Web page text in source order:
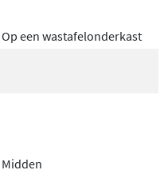
Op een wastafelonderkast
Midden